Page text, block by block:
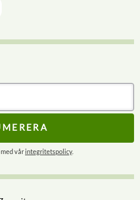
vårintegritetspolicy.